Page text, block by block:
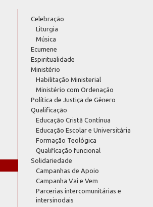
Celebração
Liturgia
Música
Ecumene
Espiritualidade
Ministério
Habilitação Ministerial
Ministério com Ordenação
Política de Justiça de Gênero
Qualificação
Educação Cristã Contínua
Educação Escolar e Universitária
Formação Teológica
Qualificação funcional
Solidariedade
Campanhas de Apoio
Campanha Vai e Vem
Parcerias intercomunitárias e
intersinodais